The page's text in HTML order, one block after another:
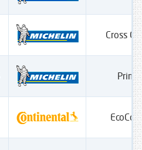
Cross